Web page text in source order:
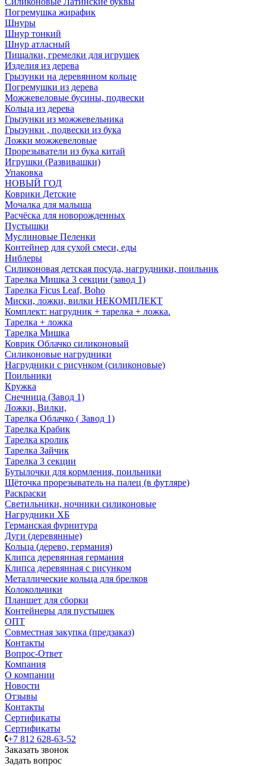
Погремушка жирафик
Шнуры
Шнур тонкий
Шнур атласный
Пищалки, гремелки для игрушек
Изделия из дерева
Грызунки на деревянном кольце
Погремушки из дерева
Можжевеловые бусины, подвески
Кольца из дерева
Грызунки из можжевельника
Грызунки , подвески из бука
Ложки можжевеловые
Прорезыватели из бука китай
Игрушки (Развивашки)
Упаковка
НОВЫЙ ГОД
Коврики Детские
Мочалка для малыша
Расчёска для новорожденных
Пустышки
Муслиновые Пеленки
Контейнер для сухой смеси, еды
Ниблеры
Силиконовая детская посуда, нагрудники, поильник
Тарелка Мишка 3 секции (завод 1)
Тарелка Ficus Leaf, Boho
Миски, ложки, вилки НЕКОМПЛЕКТ
Комплект: нагрудник + тарелка + ложка.
Тарелка + ложка
Тарелка Мишка
Коврик Облачко силиконовый
Силиконовые нагрудники
Нагрудники с рисунком (силиконовые)
Поильники
Кружка
Снечница (Завод 1)
Ложки, Вилки,
Тарелка Облачко ( Завод 1)
Тарелка Крабик
Тарелка кролик
Тарелка Зайчик
Тарелка 3 секции
Бутылочки для кормления, поильники
Щёточка прорезыватель на палец (в футляре)
Раскраски
Светильники, ночники силиконовые
Нагрудники ХБ
Германская фурнитура
Дуги (деревянные)
Кольца (дерево, германия)
Клипса деревянная германия
Клипса деревянная с рисунком
Металлические кольца для брелков
Колокольчики
Планшет для сборки
Контейнеры для пустышек
ОПТ
Совместная закупка (предзаказ)
Контакты
Вопрос-Ответ
Компания
О компании
Новости
Отзывы
Контакты
Сертификаты
Сертификаты
+7 812 628-63-52
Заказать звонок
Задать вопрос